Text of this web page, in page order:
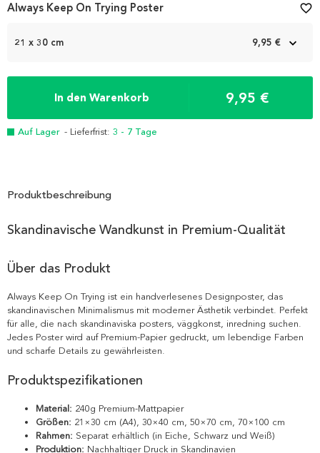
1
21 x 30 cm 9,95 €
In den Warenkorb 9,95 €
Auf Lager - Lieferfrist: 3 - 7 Tage
Always Keep On Trying Poster favorite_border
Produktbeschreibung
Skandinavische Wandkunst in Premium-Qualität
Über das Produkt
Always Keep On Trying ist ein handverlesenes Designposter, das
skandinavischen Minimalismus mit moderner Ästhetik verbindet. Perfekt
für alle, die nach skandinaviska posters, väggkonst, inredning suchen.
Jedes Poster wird auf Premium-Papier gedruckt, um lebendige Farben
und scharfe Details zu gewährleisten.
Produktspezifikationen
Material: 240g Premium-Mattpapier
Größen: 21×30 cm (A4), 30×40 cm, 50×70 cm, 70×100 cm
Rahmen: Separat erhältlich (in Eiche, Schwarz und Weiß)
Produktion: Nachhaltiger Druck in Skandinavien